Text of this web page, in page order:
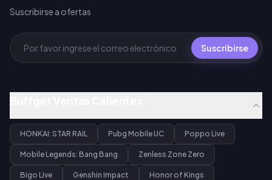
Suscribirse a ofertas
Suscribirse
HONKAI: STAR RAIL Pubg Mobile UC Poppo Live
Mobile Legends: Bang Bang Zenless Zone Zero
Bigo Live Genshin Impact Honor of Kings